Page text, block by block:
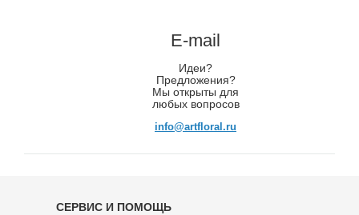
E-mail
Идеи?
Предложения?
Мы открыты для
любых вопросов
info@artfloral.ru
СЕРВИС И ПОМОЩЬ